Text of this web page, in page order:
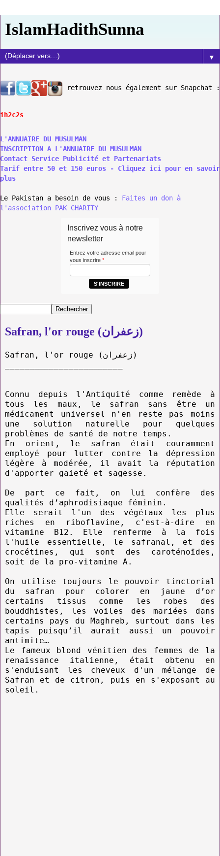
IslamHadithSunna
▼
retrouvez nous également sur Snapchat :
ih2c2s
L'ANNUAIRE DU MUSULMAN
INSCRIPTION A L'ANNUAIRE DU MUSULMAN
Contact Service Publicité et Partenariats
Tarif entre 50 et 150 euros - Cliquez ici pour en savoir
plus
Le Pakistan a besoin de vous : Faites un don à
l'association PAK CHARITY
Inscrivez vous à notre
newsletter
Entrez votre adresse email pour
vous inscrire *
S'INSCRIRE
Safran, l'or rouge (زعفران)
Safran, l'or rouge (زعفران)
Connu depuis l'Antiquité comme remède à
tous les maux, le safran sans être un
médicament universel n'en reste pas moins
une solution naturelle pour quelques
problèmes de santé de notre temps.
En orient, le safran était couramment
employé pour lutter contre la dépression
légère à modérée, il avait la réputation
d'apporter gaieté et sagesse.
De part ce fait, on lui confère des
qualités d’aphrodisiaque féminin.
Elle serait l'un des végétaux les plus
riches en riboflavine, c'est-à-dire en
vitamine B12. Elle renferme à la fois
l'huile essentielle, le safranal, et des
crocétines, qui sont des caroténoïdes,
soit de la pro-vitamine A.
On utilise toujours le pouvoir tinctorial
du safran pour colorer en jaune d’or
certains tissus comme les robes des
bouddhistes, les voiles des mariées dans
certains pays du Maghreb, surtout dans les
tapis puisqu’il aurait aussi un pouvoir
antimite…
Le fameux blond vénitien des femmes de la
renaissance italienne, était obtenu en
s'enduisant les cheveux d'un mélange de
Safran et de citron, puis en s'exposant au
soleil.